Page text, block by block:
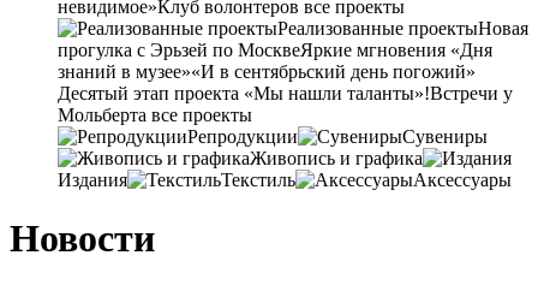
невидимое»Клуб волонтеров все проекты
Реализованные проектыНовая
прогулка с Эрьзей по МосквеЯркие мгновения «Дня
знаний в музее»«И в сентябрьский день погожий»
Десятый этап проекта «Мы нашли таланты»!Встречи у
Мольберта все проекты
Репродукции
Сувениры
Живопись и графика
Издания
Текстиль Аксессуары
Новости